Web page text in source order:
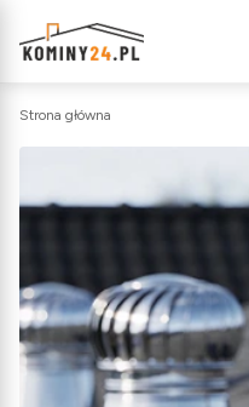
Strona główna